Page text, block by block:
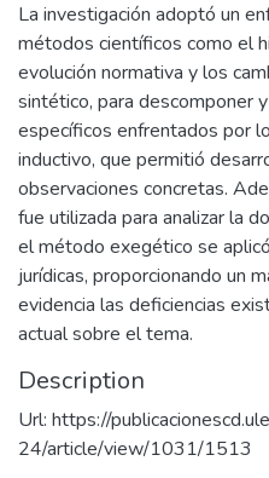
La investigación adoptó un
métodos científicos como el
evolución normativa y los
sintético, para descomponer
específicos enfrentados por
inductivo, que permitió
observaciones concretas.
fue utilizada para analizar la
el método exegético se
jurídicas, proporcionando un
evidencia las deficiencias
actual sobre el tema.
Description
Url: https://
24/article/view/1031/1513